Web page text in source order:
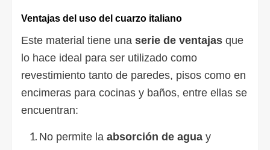
Ventajas del uso del cuarzo italiano
Este material tiene una serie de ventajas que
lo hace ideal para ser utilizado como
revestimiento tanto de paredes, pisos como en
encimeras para cocinas y baños, entre ellas se
encuentran:
No permite la absorción de agua y